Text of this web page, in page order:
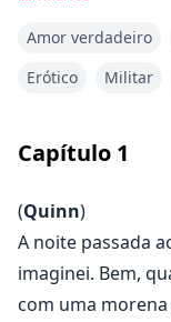
pretende fazer,
pernas sobre
profundamente
Com uma mão
enterrada em
para trás ainda
sua língua. "Ah,
Amor verdadeiro
Erótico
Militar
Capítulo 1
(Quinn)
A noite passada
imaginei. Bem,
com uma